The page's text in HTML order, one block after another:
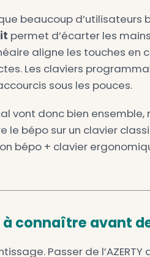
forums, le ressenti
il faut accepter une
Pour une
le coût
vitesse est donc
ou les exercices